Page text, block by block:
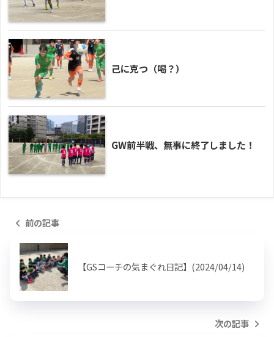
己に克つ（喝？）
GW前半戦、無事に終了しました！
前の記事
【GSコーチの気まぐれ日記】(2024/04/14)
次の記事